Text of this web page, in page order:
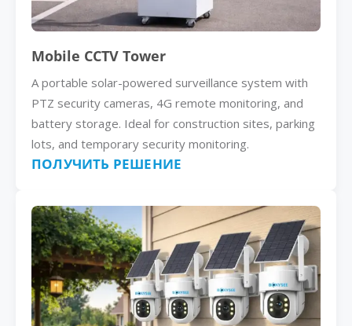
Mobile CCTV Tower
A portable solar-powered surveillance system with
PTZ security cameras, 4G remote monitoring, and
battery storage. Ideal for construction sites, parking
lots, and temporary security monitoring.
ПОЛУЧИТЬ РЕШЕНИЕ